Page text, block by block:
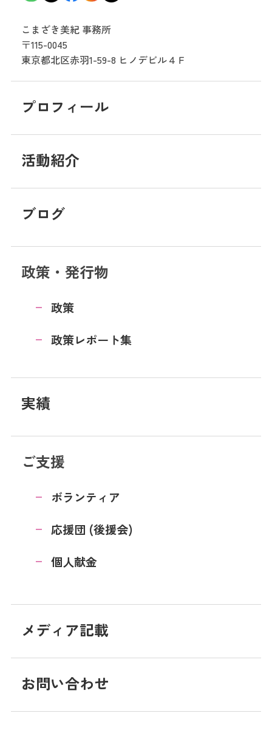
こまざき美紀 事務所
〒115-0045
東京都北区赤羽1-59-8 ヒノデビル４Ｆ
プロフィール
活動紹介
ブログ
政策・発行物
政策
政策レポート集
実績
ご支援
ボランティア
応援団 (後援会)
個人献金
メディア記載
お問い合わせ